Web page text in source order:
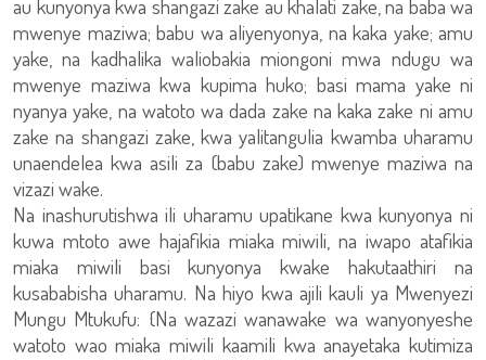
au kunyonya kwa shangazi zake au khalati zake, na baba wa
mwenye maziwa; babu wa aliyenyonya, na kaka yake; amu
yake, na kadhalika waliobakia miongoni mwa ndugu wa
mwenye maziwa kwa kupima huko; basi mama yake ni
nyanya yake, na watoto wa dada zake na kaka zake ni amu
zake na shangazi zake, kwa yalitangulia kwamba uharamu
unaendelea kwa asili za (babu zake) mwenye maziwa na
vizazi wake.
Na inashurutishwa ili uharamu upatikane kwa kunyonya ni
kuwa mtoto awe hajafikia miaka miwili, na iwapo atafikia
miaka miwili basi kunyonya kwake hakutaathiri na
kusababisha uharamu. Na hiyo kwa ajili kauli ya Mwenyezi
Mungu Mtukufu: {Na wazazi wanawake wa wanyonyeshe
watoto wao miaka miwili kaamili kwa anayetaka kutimiza